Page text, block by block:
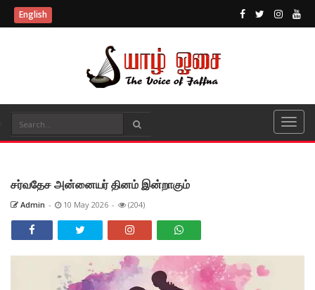
English
சர்வதேச அன்னையர் தினம் இன்றாகும்
Admin - 10 May 2026 - (204)